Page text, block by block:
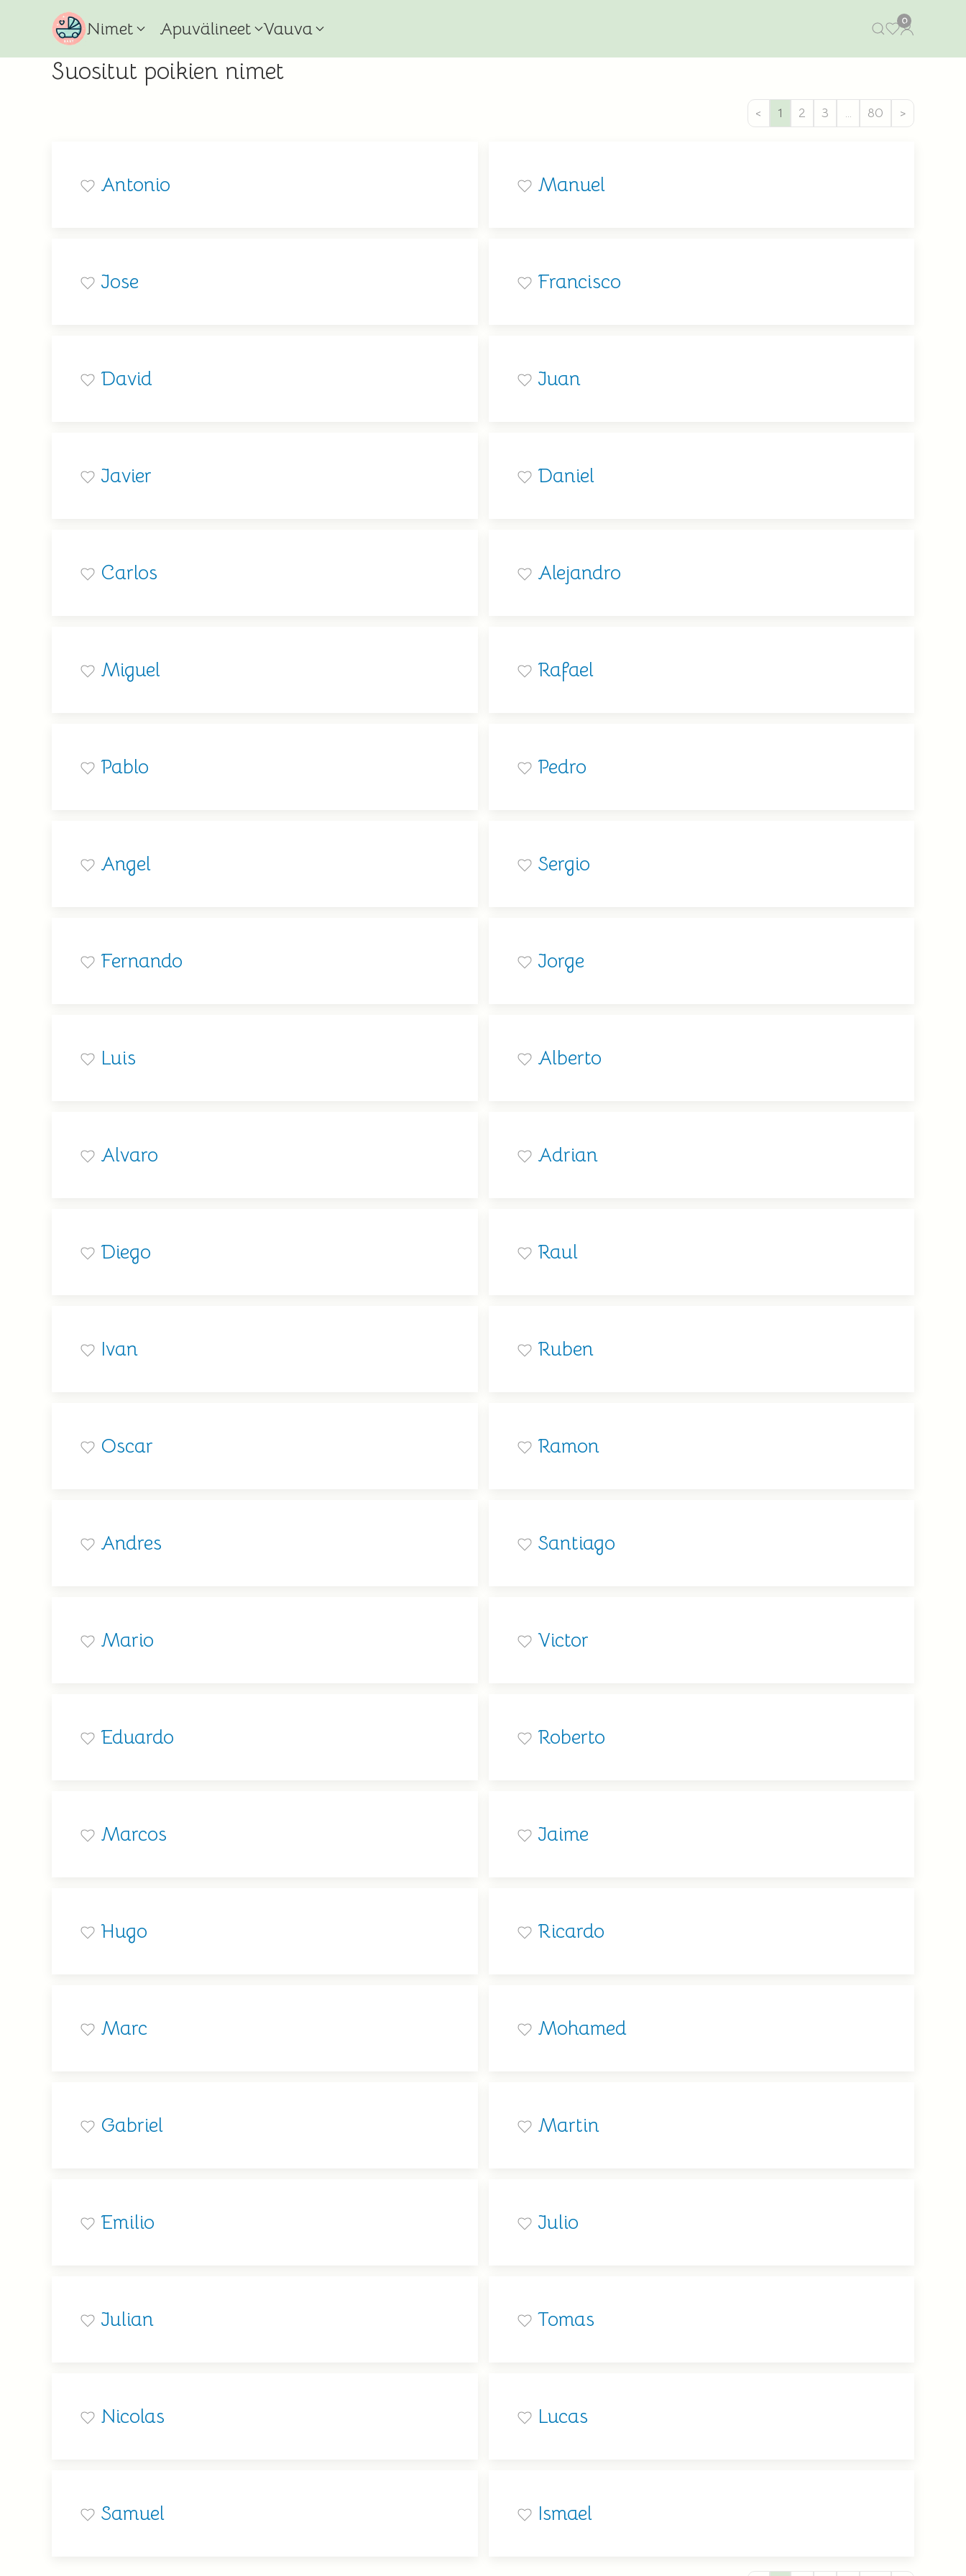
Nimet Apuvälineet Vauva 0
Suositut poikien nimet
< 1 2 3 … 80 >
Antonio Manuel
Jose Francisco
David Juan
Javier Daniel
Carlos Alejandro
Miguel Rafael
Pablo Pedro
Angel Sergio
Fernando Jorge
Luis Alberto
Alvaro Adrian
Diego Raul
Ivan Ruben
Oscar Ramon
Andres Santiago
Mario Victor
Eduardo Roberto
Marcos Jaime
Hugo Ricardo
Marc Mohamed
Gabriel Martin
Emilio Julio
Julian Tomas
Nicolas Lucas
Samuel Ismael